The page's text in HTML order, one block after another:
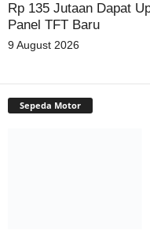
Rp 135 Jutaan Dapat
Panel TFT Baru
9 August 2026
Sepeda Motor